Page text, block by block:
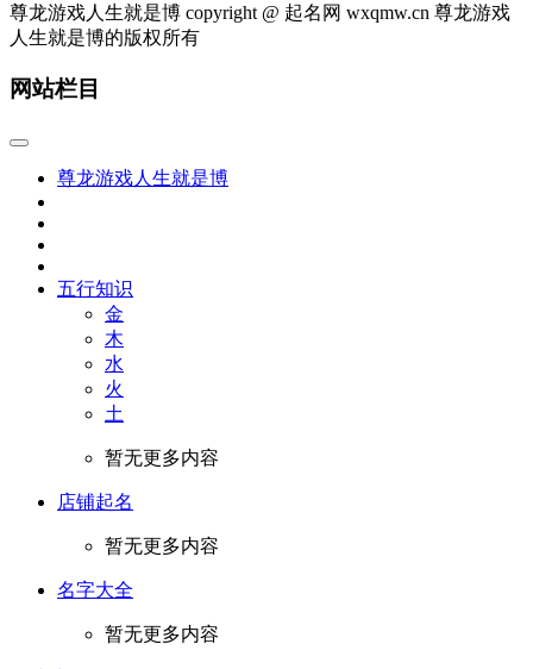
尊龙游戏人生就是博 copyright @ 起名网 wxqmw.cn 尊龙游戏
人生就是博的版权所有
网站栏目
尊龙游戏人生就是博
五行知识
金
木
水
火
土
暂无更多内容
店铺起名
暂无更多内容
名字大全
暂无更多内容